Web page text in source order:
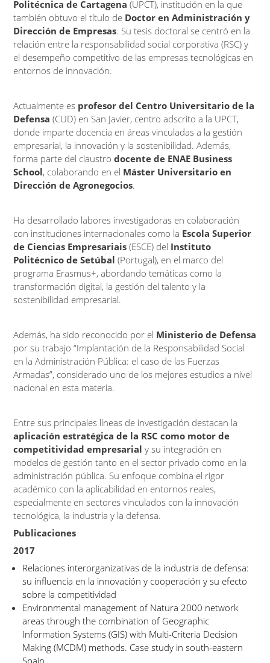
Politécnica de Cartagena (UPCT), institución en la que
también obtuvo el título de Doctor en Administración y
Dirección de Empresas. Su tesis doctoral se centró en la
relación entre la responsabilidad social corporativa (RSC) y
el desempeño competitivo de las empresas tecnológicas en
entornos de innovación.
Actualmente es profesor del Centro Universitario de la
Defensa (CUD) en San Javier, centro adscrito a la UPCT,
donde imparte docencia en áreas vinculadas a la gestión
empresarial, la innovación y la sostenibilidad. Además,
forma parte del claustrodocente de ENAE Business
School, colaborando en el Máster Universitario en
Dirección de Agronegocios.
Ha desarrollado labores investigadoras en colaboración
con instituciones internacionales como la Escola Superior
de Ciencias Empresariais (ESCE) del Instituto
Politécnico de Setúbal (Portugal), en el marco del
programa Erasmus+, abordando temáticas como la
transformación digital, la gestión del talento y la
sostenibilidad empresarial.
Además, ha sido reconocido por el Ministerio de Defensa
por su trabajo “Implantación de la Responsabilidad Social
en la Administración Pública: el caso de las Fuerzas
Armadas”, considerado uno de los mejores estudios a nivel
nacional en esta materia.
Entre sus principales líneas de investigación destacan la
aplicación estratégica de la RSC como motor de
competitividad empresarial y su integración en
modelos de gestión tanto en el sector privado como en la
administración pública. Su enfoque combina el rigor
académico con la aplicabilidad en entornos reales,
especialmente en sectores vinculados con la innovación
tecnológica, la industria y la defensa.
Publicaciones
2017
Relaciones interorganizativas de la industria de defensa:
su influencia en la innovación y cooperación y su efecto
sobre la competitividad
Environmental management of Natura 2000 network
areas through the combination of Geographic
Information Systems (GIS) with Multi-Criteria Decision
Making (MCDM) methods. Case study in south-eastern
Spain